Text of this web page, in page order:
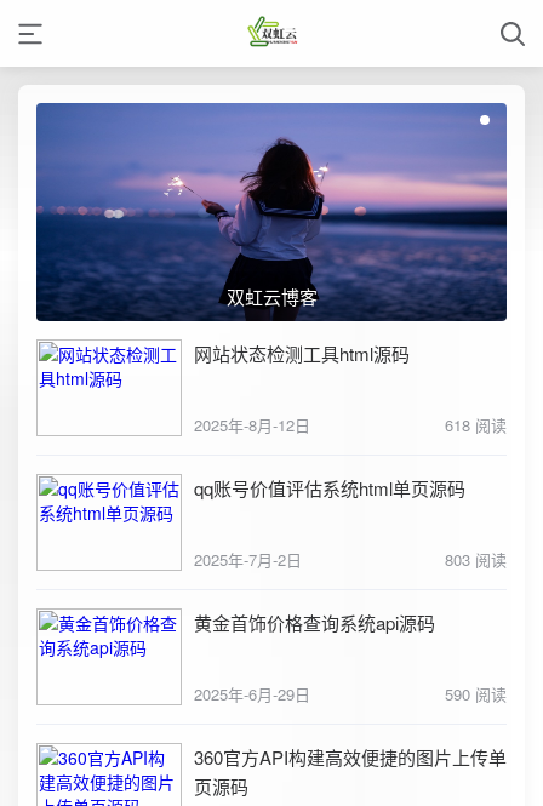
博客 双虹云博客
网站状态检测工具html源码
2025年-8月-12日 618 阅读
qq账号价值评估系统html单页源码
2025年-7月-2日 803 阅读
黄金首饰价格查询系统api源码
2025年-6月-29日 590 阅读
360官方API构建高效便捷的图片上传单
页源码